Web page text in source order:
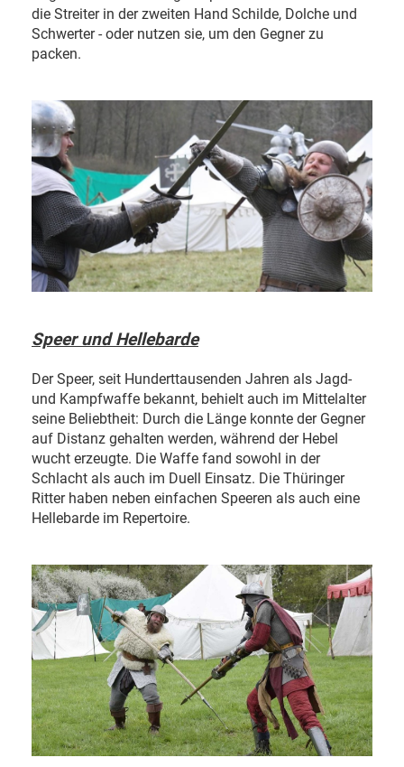
die Streiter in der zweiten Hand Schilde, Dolche und
Schwerter - oder nutzen sie, um den Gegner zu
packen.
Speer und Hellebarde
Der Speer, seit Hunderttausenden Jahren als Jagd-
und Kampfwaffe bekannt, behielt auch im Mittelalter
seine Beliebtheit: Durch die Länge konnte der Gegner
auf Distanz gehalten werden, während der Hebel
wucht erzeugte. Die Waffe fand sowohl in der
Schlacht als auch im Duell Einsatz. Die Thüringer
Ritter haben neben einfachen Speeren als auch eine
Hellebarde im Repertoire.